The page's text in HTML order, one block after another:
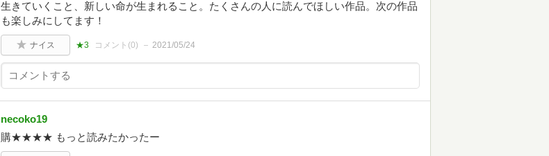
生きていくこと、新しい命が生まれること。たくさんの人に読んでほしい作品。次の作品
も楽しみにしてます！
ナイス ★3 コメント(0) 2021/05/24
necoko19
購★★★★ もっと読みたかったー